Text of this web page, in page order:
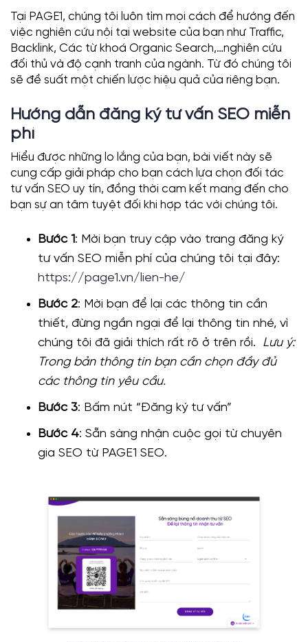
Tại PAGE1, chúng tôi luôn tìm mọi cách để hướng đến
việc nghiên cứu nội tại website của bạn như Traffic,
Backlink, Các từ khoá Organic Search,…nghiên cứu
đối thủ và độ cạnh tranh của ngành. Từ đó chúng tôi
sẽ đề suất một chiến lược hiệu quả của riêng bạn.
Hướng dẫn đăng ký tư vấn SEO miễn
phí
Hiểu được những lo lắng của bạn, bài viết này sẽ
cung cấp giải pháp cho bạn cách lựa chọn đối tác
tư vấn SEO uy tín, đồng thời cam kết mang đến cho
bạn sự an tâm tuyệt đối khi hợp tác với chúng tôi.
Bước 1: Mời bạn truy cập vào trang đăng ký
tư vấn SEO miễn phí của chúng tôi tại đây:
https://page1.vn/lien-he/
Bước 2: Mời bạn để lại các thông tin cần
thiết, đừng ngần ngại để lại thông tin nhé, vì
chúng tôi đã giải thích rất rõ ở trên rồi. Lưu ý:
Trong bản thông tin bạn cần chọn đầy đủ
các thông tin yêu cầu.
Bước 3: Bấm nút “Đăng ký tư vấn”
Bước 4: Sẵn sàng nhận cuộc gọi từ chuyên
gia SEO từ PAGE1 SEO.